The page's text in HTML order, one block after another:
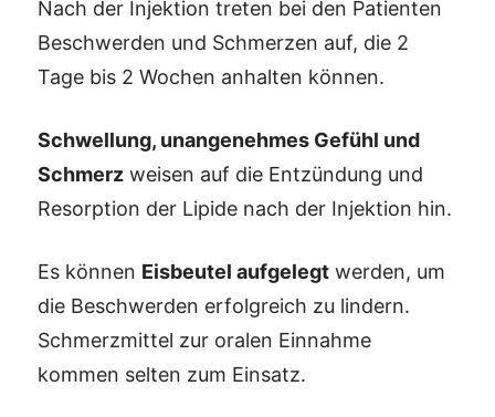
Nach der Injektion treten bei den Patienten
Beschwerden und Schmerzen auf, die 2
Tage bis 2 Wochen anhalten können.
Schwellung, unangenehmes Gefühl und
Schmerz weisen auf die Entzündung und
Resorption der Lipide nach der Injektion hin.
Es können Eisbeutel aufgelegt werden, um
die Beschwerden erfolgreich zu lindern.
Schmerzmittel zur oralen Einnahme
kommen selten zum Einsatz.